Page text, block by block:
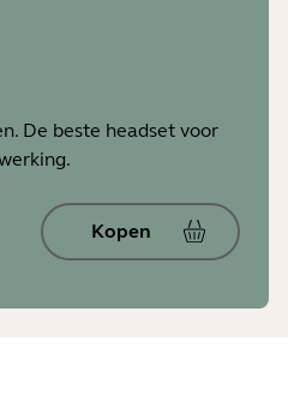
De beste headset voor
Kopen